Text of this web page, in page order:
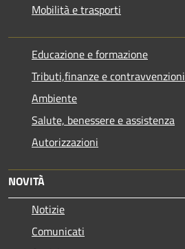
Mobilità e trasporti
Educazione e formazione
Tributi,finanze e contravvenzioni
Ambiente
Salute, benessere e assistenza
Autorizzazioni
NOVITÀ
Notizie
Comunicati